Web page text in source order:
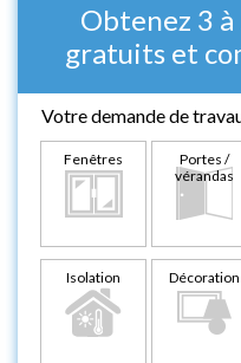
Obtenez 3 à
gratuits et
Votre demande de
Fenêtres
Portes /
vérandas
Isolation Décoration